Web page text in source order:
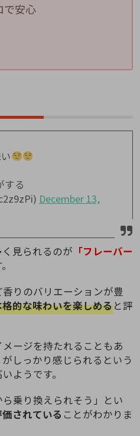
で安心
する
December 13,
見られるのが 「フレーバー
りのバリエーションが豊
的な味わいを楽しめると評
ージを持たれることもあ
しっかり感じられるという
ようです。
乗り換えられそう」とい
されている ことがわかりま